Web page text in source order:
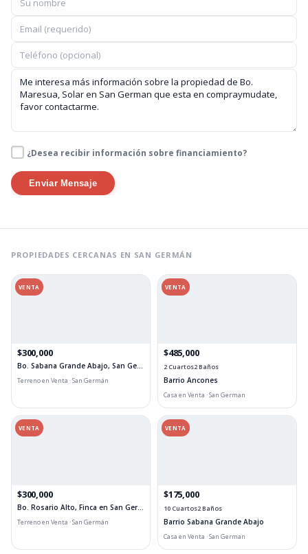
¿Desea recibir información sobre financiamiento?
Enviar Mensaje
PROPIEDADES CERCANAS EN SAN GERMÁN
VENTA
$300,000
Bo. Sabana Grande Abajo, San German
Terreno en Venta · San Germán
VENTA
$485,000
2 Cuartos2 Baños
Barrio Ancones
Casa en Venta · San German
VENTA
$300,000
Bo. Rosario Alto, Finca en San German
Terreno en Venta · San Germán
VENTA
$175,000
10 Cuartos2 Baños
Barrio Sabana Grande Abajo
Casa en Venta · San German